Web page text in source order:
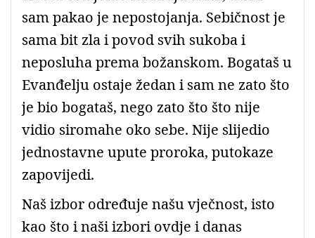
sam pakao je nepostojanja. Sebičnost je
sama bit zla i povod svih sukoba i
neposluha prema božanskom. Bogataš u
Evanđelju ostaje žedan i sam ne zato što
je bio bogataš, nego zato što što nije
vidio siromahe oko sebe. Nije slijedio
jednostavne upute proroka, putokaze
zapovijedi.
Naš izbor određuje našu vječnost, isto
kao što i naši izbori ovdje i danas